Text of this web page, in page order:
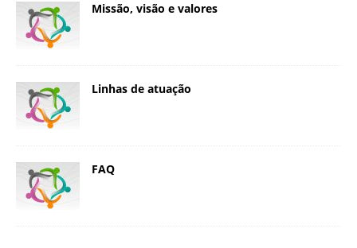
Missão, visão e valores
Linhas de atuação
FAQ